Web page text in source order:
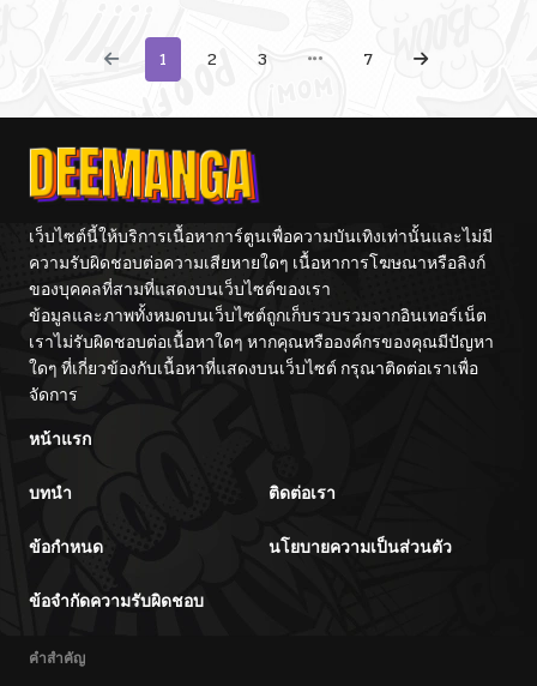
1
2 3 7
เว็บไซต์นี้ให้บริการเนื้อหาการ์ตูนเพื่อความบันเทิงเท่านั้นและไม่มี
ความรับผิดชอบต่อความเสียหายใดๆ เนื้อหาการโฆษณาหรือลิงก์
ของบุคคลที่สามที่แสดงบนเว็บไซต์ของเรา
ข้อมูลและภาพทั้งหมดบนเว็บไซต์ถูกเก็บรวบรวมจากอินเทอร์เน็ต
เราไม่รับผิดชอบต่อเนื้อหาใดๆ หากคุณหรือองค์กรของคุณมีปัญหา
ใดๆ ที่เกี่ยวข้องกับเนื้อหาที่แสดงบนเว็บไซต์ กรุณาติดต่อเราเพื่อ
จัดการ
หน้าแรก
บทนำ ติดต่อเรา
ข้อกำหนด นโยบายความเป็นส่วนตัว
ข้อจำกัดความรับผิดชอบ
คำสำคัญ